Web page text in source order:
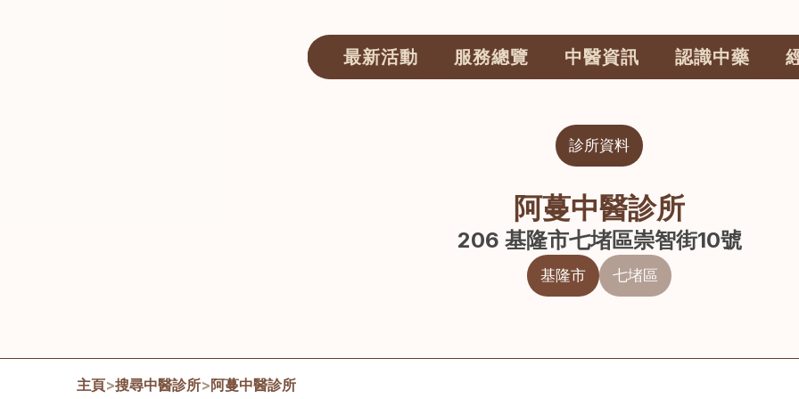
最新活動 服務總覽 中醫資訊 認識中藥
診所資料
阿蔓中醫診所
206 基隆市七堵區崇智街10號
基隆市 七堵區
主頁>搜尋中醫診所>阿蔓中醫診所